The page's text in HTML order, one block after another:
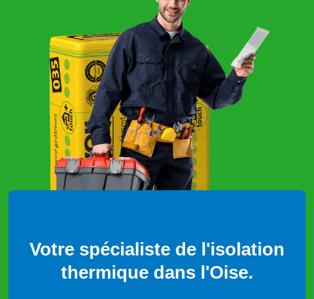
Votre spécialiste de l'isolation
thermique dans l'Oise.